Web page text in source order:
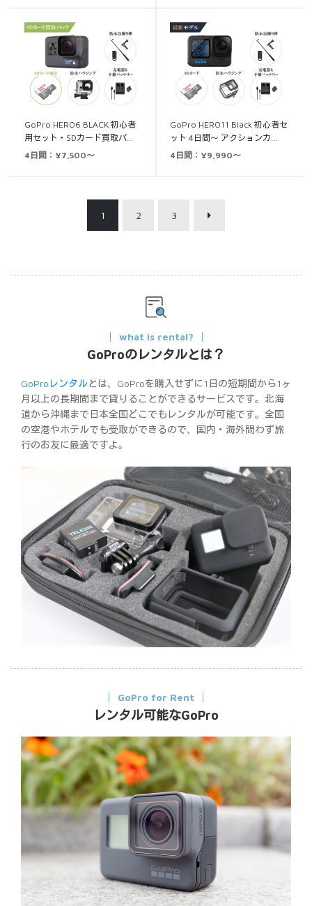
GoPro HERO6 BLACK 初心者
用セット・SDカード買取パ…
4日間：¥7,500～
GoPro HERO11 Black 初心者セ
ット 4日間～ アクションカ…
4日間：¥9,990～
1 2 3
what is rental?
GoProのレンタルとは？
GoProレンタルとは、GoProを購入せずに1日の短期間から1ヶ
月以上の長期間まで貸りることができるサービスです。北海
道から沖縄まで日本全国どこでもレンタルが可能です。全国
の空港やホテルでも受取ができるので、国内・海外問わず旅
行のお友に最適ですよ。
GoPro for Rent
レンタル可能なGoPro